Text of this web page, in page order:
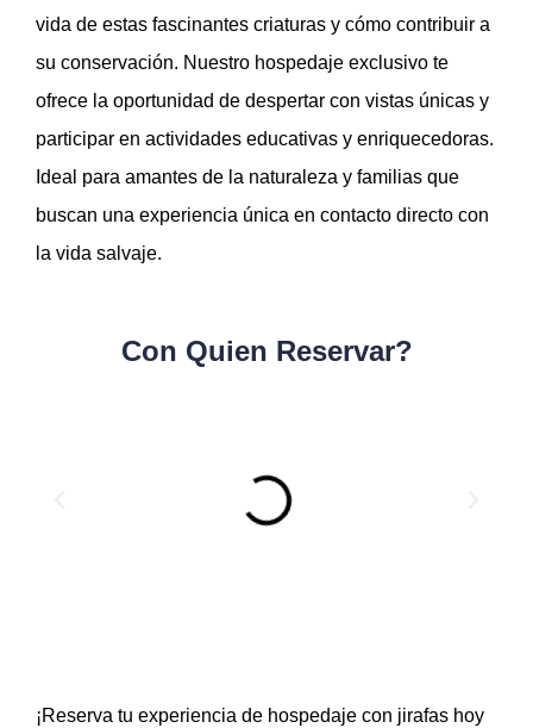
vida de estas fascinantes criaturas y cómo contribuir a
su conservación. Nuestro hospedaje exclusivo te
ofrece la oportunidad de despertar con vistas únicas y
participar en actividades educativas y enriquecedoras.
Ideal para amantes de la naturaleza y familias que
buscan una experiencia única en contacto directo con
la vida salvaje.
Con Quien Reservar?
¡Reserva tu experiencia de hospedaje con jirafas hoy